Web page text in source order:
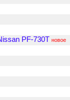
PF-730T новое